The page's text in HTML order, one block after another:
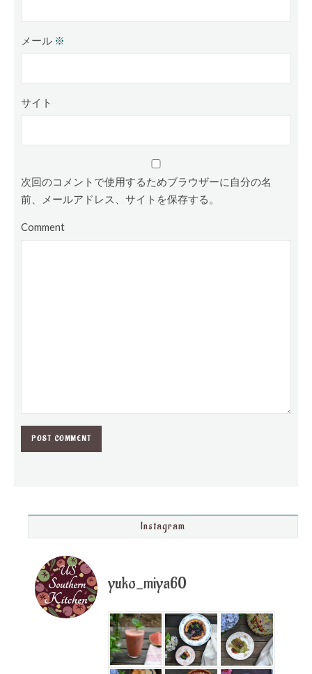
メール ※
サイト
次回のコメントで使用するためブラウザーに自分の名
前、メールアドレス、サイトを保存する。
Comment
Instagram
yuko_miya60